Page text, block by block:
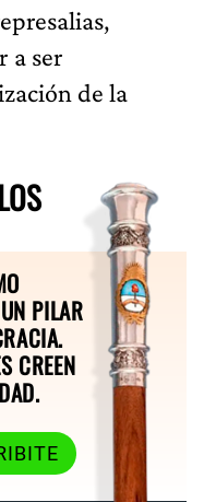
a ser
de la
PILAR
CREEN